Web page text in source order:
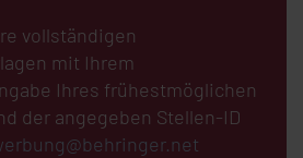
vollständigen
mit Ihrem
Ihres frühestmöglichen
der angegeben Stellen-ID